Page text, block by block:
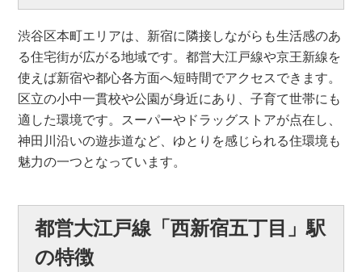
渋谷区本町エリアは、新宿に隣接しながらも生活感のあ
る住宅街が広がる地域です。都営大江戸線や京王新線を
使えば新宿や都心各方面へ短時間でアクセスできます。
区立の小中一貫校や公園が身近にあり、子育て世帯にも
適した環境です。スーパーやドラッグストアが点在し、
神田川沿いの遊歩道など、ゆとりを感じられる住環境も
魅力の一つとなっています。
都営大江戸線「西新宿五丁目」駅
の特徴